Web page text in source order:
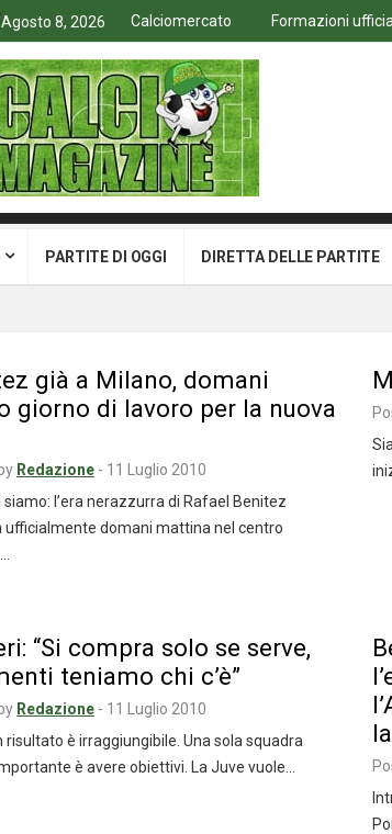
8, 2026 Calciomercato Formazioni
PARTITE DI OGGI DIRETTA DELLE PARTITE
già a Milano, domani
giorno di lavoro per la nuova
Redazione - 11 Luglio 2010
siamo: l’era nerazzurra di Rafael Benitez
ufficialmente domani mattina nel centro
“Si compra solo se serve,
teniamo chi c’è”
Redazione - 11 Luglio 2010
risultato è irraggiungibile. Una sola squadra
è avere obiettivi. La Juve vuole…